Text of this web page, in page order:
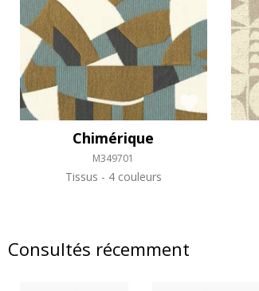
Chimérique
M349701
Tissus 4 couleurs
Consultés récemment